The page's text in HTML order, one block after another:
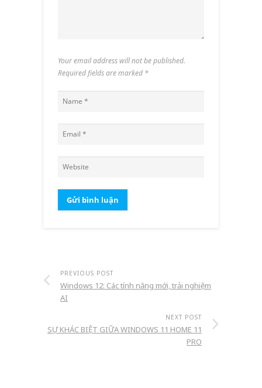
Your email address will not be published.
Required fields are marked *
PREVIOUS POST
Windows 12: Các tính năng mới, trải nghiệm
AI
NEXT POST
SỰ KHÁC BIỆT GIỮA WINDOWS 11 HOME 11
PRO